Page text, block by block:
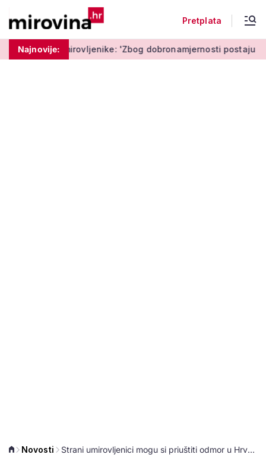
Pretplata
Najnovije:'Zbog dobronamjernosti postaju meta prijevare'
Novosti Strani umirovljenici mogu si priuštiti odmor u Hrvatskoj: 'Trošimo oko 150 eura dnevno'